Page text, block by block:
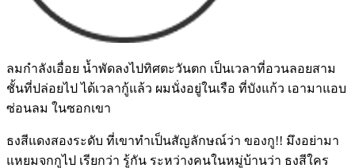
ลมกำลังเอื่อย น้ำพัดลงไปทิศตะวันตก เป็นเวลาที่อวนลอยสาม
ชั้นที่ปล่อยไป ได้เวลากู้แล้ว ผมนั่งอยู่ในเรือ ที่บังแก้ว เอามาแอบ
ซ่อนลม ในซอกเขา
ธงสีแดงสองระดับ ที่เขาทำเป็นสัญลักษณ์ว่า ของกู!! มึงอย่ามา
แหยมจกกูไป เรียกว่า รู้กัน ระหว่างคนในหมู่บ้านว่า ธงสีใคร